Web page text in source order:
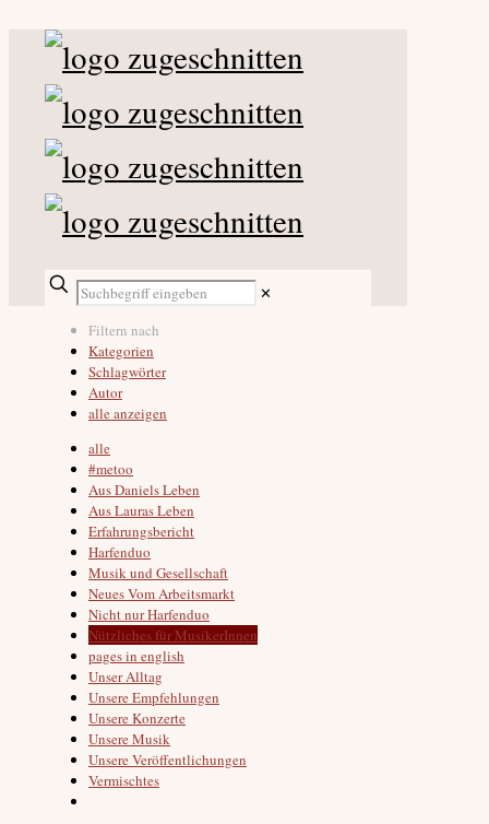
✕
Filtern nach
Kategorien
Schlagwörter
Autor
alle anzeigen
alle
#metoo
Aus Daniels Leben
Aus Lauras Leben
Erfahrungsbericht
Harfenduo
Musik und Gesellschaft
Neues Vom Arbeitsmarkt
Nicht nur Harfenduo
Nützliches für MusikerInnen
pages in english
Unser Alltag
Unsere Empfehlungen
Unsere Konzerte
Unsere Musik
Unsere Veröffentlichungen
Vermischtes